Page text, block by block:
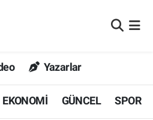
Yazarlar
EKONOMİ GÜNCEL SPOR